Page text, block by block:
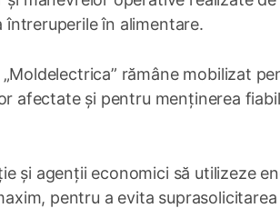
în alimentare.
rămâne mobilizat
afectate și pentru menținerea
și agenții economici să utilizeze
pentru a evita